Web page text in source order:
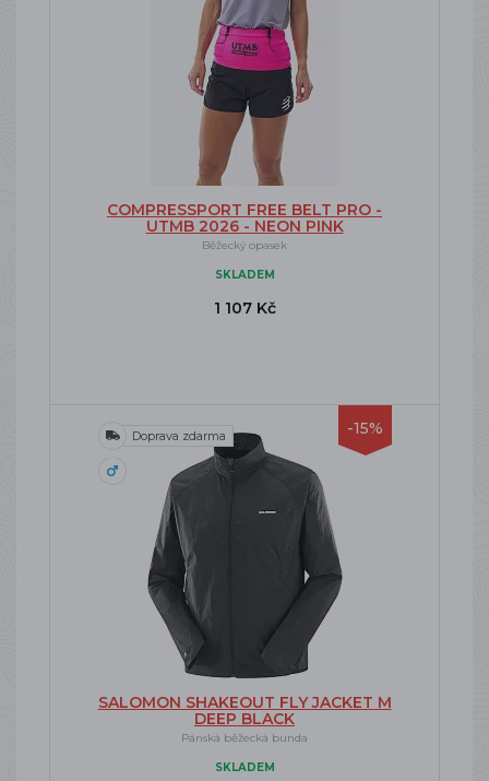
COMPRESSPORT FREE BELT PRO -
UTMB 2026 - NEON PINK
Běžecký opasek
SKLADEM
1 107 Kč
-15%
Doprava zdarma
SALOMON SHAKEOUT FLY JACKET M
DEEP BLACK
Pánská běžecká bunda
SKLADEM